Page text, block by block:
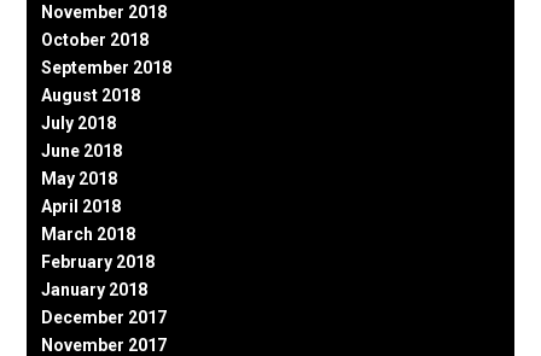
November 2018
October 2018
September 2018
August 2018
July 2018
June 2018
May 2018
April 2018
March 2018
February 2018
January 2018
December 2017
November 2017